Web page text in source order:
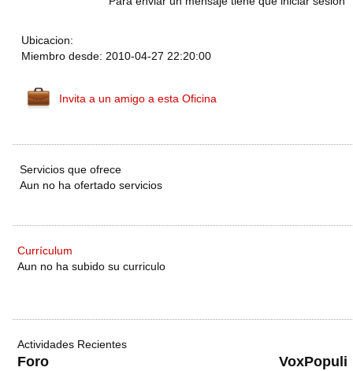
Ubicacion:
Miembro desde: 2010-04-27 22:20:00
Invita a un amigo a esta Oficina
Servicios que ofrece
Aun no ha ofertado servicios
Currículum
Aun no ha subido su curriculo
Actividades Recientes
Foro VoxPopuli